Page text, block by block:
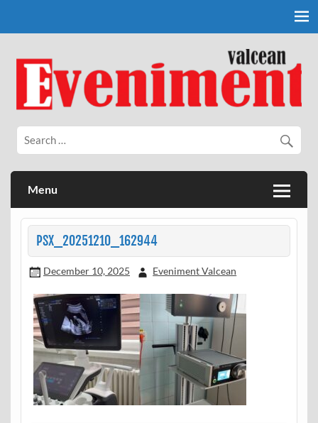
Eveniment Valcean
Menu
PSX_20251210_162944
December 10, 2025 Eveniment Valcean